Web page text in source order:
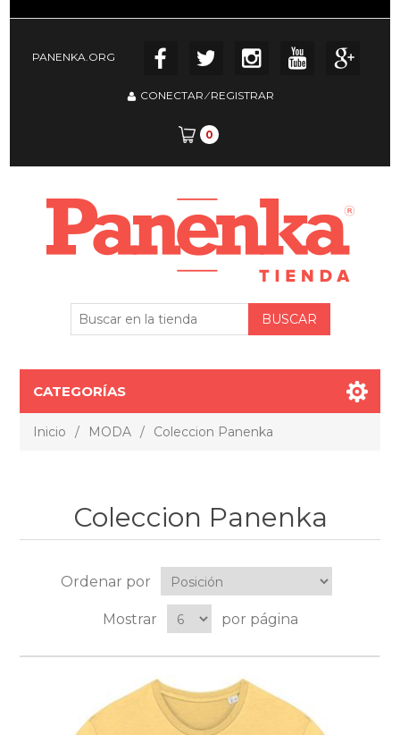
PANENKA.ORG
CONECTAR⁄REGISTRAR
0
CATEGORÍAS
Inicio / MODA / Coleccion Panenka
Coleccion Panenka
Ordenar por
Mostrar por página